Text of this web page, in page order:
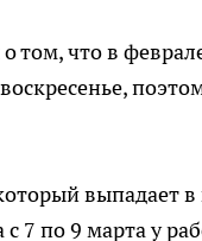
том, что в
выпадает
с 7 по 9 марта у